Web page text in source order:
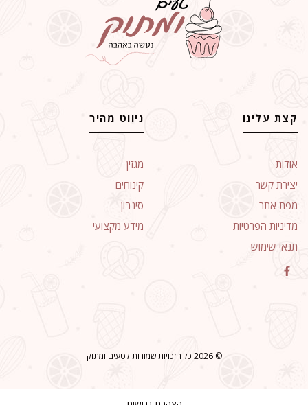
קצת עלינו
אודות
יצירת קשר
מפת אתר
מדיניות הפרטיות
תנאי שימוש
ניווט מהיר
מגזין
קינוחים
סינבון
מידע מקצועי
© 2026 כל הזכויות שמורות לטעים ומתוק